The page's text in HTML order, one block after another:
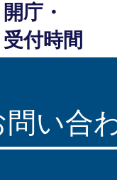
開庁・
受付時間
問い合